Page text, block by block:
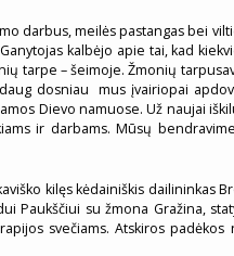
darbus, meilės pastangas bei
kalbėjo apie tai, kad
tarpe – šeimoje. Žmonių
dosniau mus įvairiopai
Dievo namuose. Už naujai
ir darbams. Mūsų
kilęs kėdainiškis dailininkas
Paukščiui su žmona Gražina,
svečiams. Atskiros padėkos